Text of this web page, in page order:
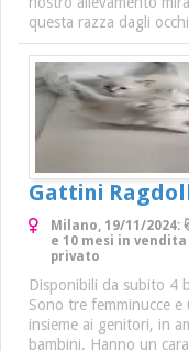
questa razza dagli
Gattini
Milano, 19/11/
e 10 mesi in
privato
Disponibili da subito 4
Sono tre femminucce e
insieme ai genitori, in
bambini. Hanno un